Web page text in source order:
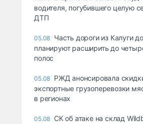
водителя, погубившего целую
ДТП
05.08 Часть дороги из Калуги
планируют расширить до
полос
05.08 РЖД анонсировала
экспортные грузоперевозки
в регионах
05.08 СК об атаке на склад